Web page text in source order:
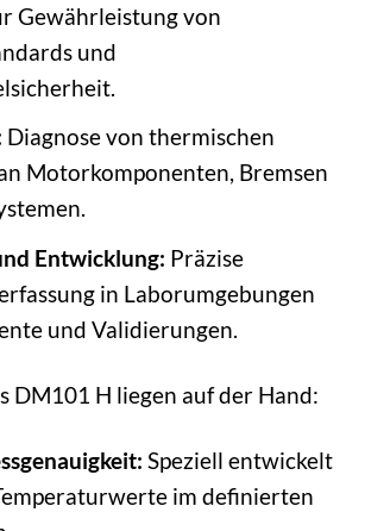
Gewährleistung von
und
Diagnose von thermischen
Motorkomponenten, Bremsen
Entwicklung: Präzise
in Laborumgebungen
und Validierungen.
DM101 H liegen auf der Hand:
Speziell entwickelt
im definierten